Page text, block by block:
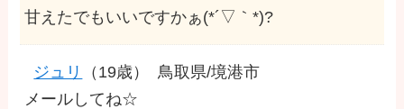
甘えたでもいいですかぁ(*´▽｀*)?
ジュリ （19歳）
鳥取県/境港市
メールしてね☆